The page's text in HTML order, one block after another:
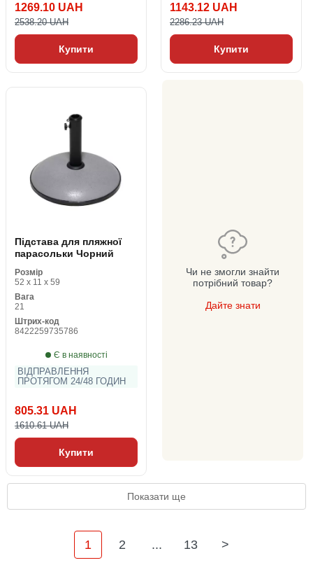
1269.10 UAH
2538.20 UAH
Купити
1143.12 UAH
2286.23 UAH
Купити
Підстава для пляжної
парасольки Чорний
Розмір
52 x 11 x 59
Вага
21
Штрих-код
8422259735786
Є в наявності
ВІДПРАВЛЕННЯ
ПРОТЯГОМ 24/48 ГОДИН
805.31 UAH
1610.61 UAH
Купити
Чи не змогли знайти
потрібний товар?
Дайте знати
Показати ще
1 2 ... 13 >